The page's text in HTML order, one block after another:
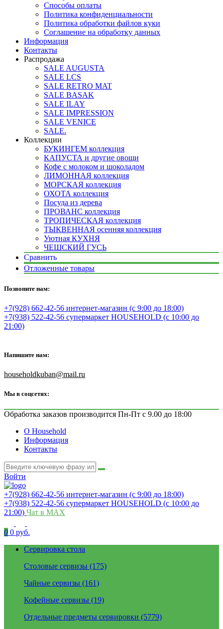
Способы оплаты
Политика конфиденциальности
Политика обработки файлов куки
Соглашение на обработку данных
Информация
Контакты
Распродажа
SALE AUGUSTA
SALE LCS
SALE RETRO MAT
SALE BASAK
SALE ILAY
SALE IMPRESSION
SALE VENICE
SALE.
Коллекции
БУКИНГЕМ коллекция
КАПУСТА и другие овощи
Кофе с молоком и шоколадом
ЛИМОННАЯ коллекция
МОРСКАЯ коллекция
ОХОТА коллекция
Посуда из дерева
ПРОВАНС коллекция
ТРОПИЧЕСКАЯ коллекция
ТЫКВЕННАЯ осенняя коллекция
Уютная КУХНЯ
ЧЕШСКИЙ ГУСЬ
Сравнить
Отложенные товары
Позвоните нам:
+7(928) 662-42-56 интернет-магазин (с 9:00 до 18:00)
+7(938) 522-42-56 супермаркет HOUSEHOLD (с 10:00 до
21:00)
Напишите нам:
householdkuban@mail.ru
Мы в соцсетях:
Обработка заказов производится Пн-Пт с 9.00 до 18:00
О Household
Информация
Контакты
Войти
+7(928) 662-42-56 интернет-магазин (с 9:00 до 18:00)
+7(938) 522-42-56 супермаркет HOUSEHOLD (с 10:00 до
21:00) Чат в MAX
0 0 руб.
Сервировка стола
Столовые сервизы (175)
Чайные сервизы (161)
Кофейные сервизы (19)
Отдельные предметы сервировки (5779)